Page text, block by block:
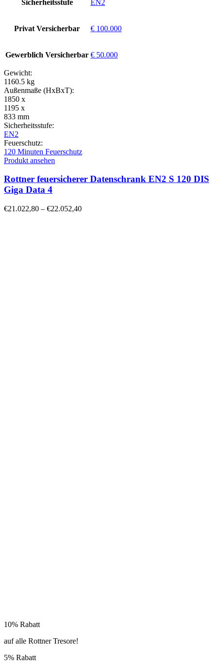
Sicherheitsstufe EN2
Privat Versicherbar € 100.000
Gewerblich Versicherbar € 50.000
Gewicht:
1160.5 kg
Außenmaße (HxBxT):
1850 x
1195 x
833 mm
Sicherheitsstufe:
EN2
Feuerschutz:
120 Minuten Feuerschutz
Produkt ansehen
Rottner feuersicherer Datenschrank EN2 S 120 DIS
Giga Data 4
€21.022,80 – €22.052,40
10% Rabatt
auf alle Rottner Tresore!
5% Rabatt